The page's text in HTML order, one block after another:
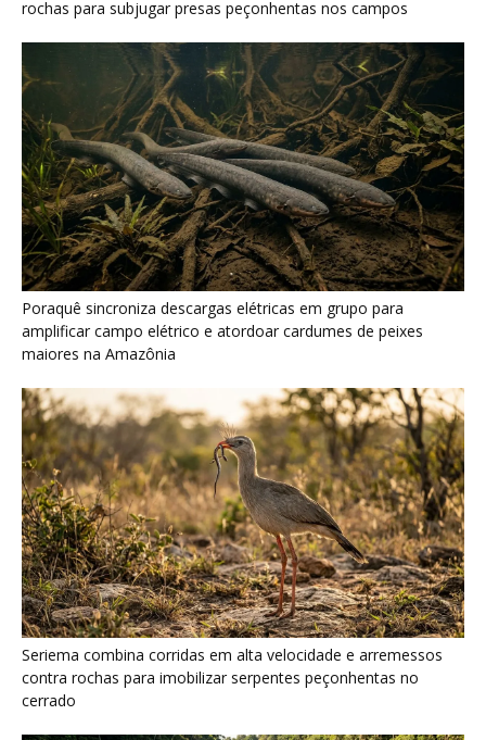
rochas para subjugar presas peçonhentas nos campos
Poraquê sincroniza descargas elétricas em grupo para
amplificar campo elétrico e atordoar cardumes de peixes
maiores na Amazônia
Seriema combina corridas em alta velocidade e arremessos
contra rochas para imobilizar serpentes peçonhentas no
cerrado